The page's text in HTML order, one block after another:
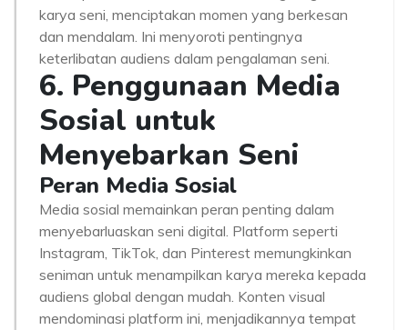
karya seni, menciptakan momen yang berkesan
dan mendalam. Ini menyoroti pentingnya
keterlibatan audiens dalam pengalaman seni.
6. Penggunaan Media
Sosial untuk
Menyebarkan Seni
Peran Media Sosial
Media sosial memainkan peran penting dalam
menyebarluaskan seni digital. Platform seperti
Instagram, TikTok, dan Pinterest memungkinkan
seniman untuk menampilkan karya mereka kepada
audiens global dengan mudah. Konten visual
mendominasi platform ini, menjadikannya tempat